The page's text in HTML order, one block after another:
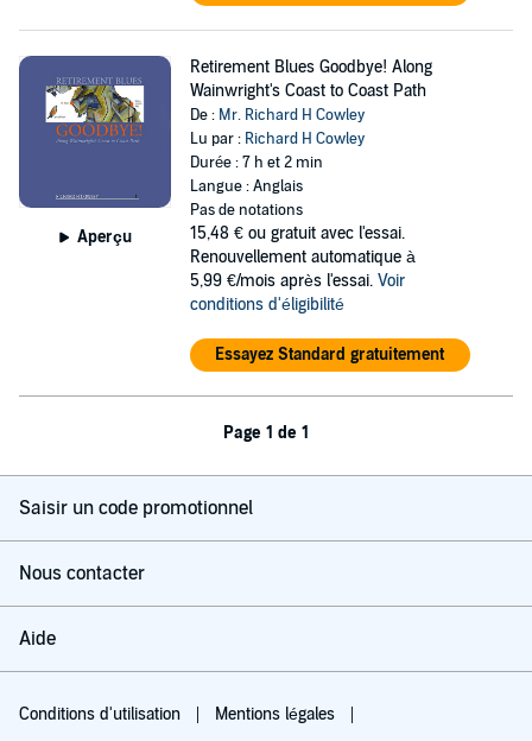
Aperçu
Retirement Blues Goodbye! Along
Wainwright's Coast to Coast Path
De : Mr. Richard H Cowley
Lu par : Richard H Cowley
Durée : 7 h et 2 min
Langue : Anglais
Pas de notations
15,48 € ou gratuit avec l'essai.
Renouvellement automatique à
5,99 €/mois après l'essai. Voir
conditions d'éligibilité
Essayez Standard gratuitement
Page 1 de 1
Saisir un code promotionnel
Nous contacter
Aide
Conditions d'utilisation Mentions légales